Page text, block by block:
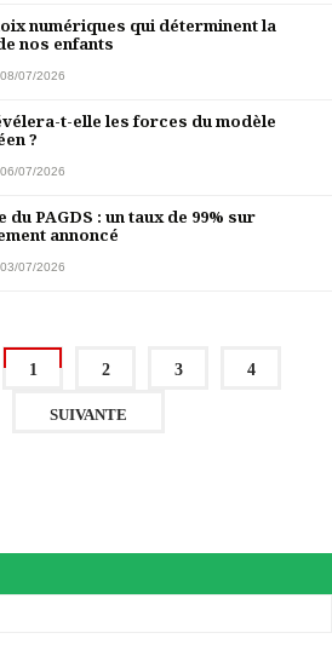
numériques qui déterminent la
nos enfants
08/07/2026
t-elle les forces du modèle
?
06/07/2026
du PAGDS : un taux de 99% sur
annoncé
03/07/2026
1 2 3 4
SUIVANTE